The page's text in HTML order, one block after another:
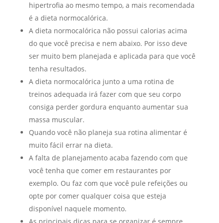
hipertrofia ao mesmo tempo, a mais recomendada
é a dieta normocalórica.
A dieta normocalórica não possui calorias acima
do que você precisa e nem abaixo. Por isso deve
ser muito bem planejada e aplicada para que você
tenha resultados.
A dieta normocalórica junto a uma rotina de
treinos adequada irá fazer com que seu corpo
consiga perder gordura enquanto aumentar sua
massa muscular.
Quando você não planeja sua rotina alimentar é
muito fácil errar na dieta.
A falta de planejamento acaba fazendo com que
você tenha que comer em restaurantes por
exemplo. Ou faz com que você pule refeições ou
opte por comer qualquer coisa que esteja
disponível naquele momento.